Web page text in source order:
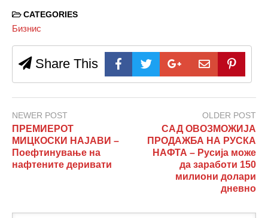
CATEGORIES
Бизнис
Share This
NEWER POST
ПРЕМИЕРОТ
МИЦКОСКИ НАЈАВИ –
Поефтинување на
нафтените деривати
OLDER POST
САД ОВОЗМОЖИЈА
ПРОДАЖБА НА РУСКА
НАФТА – Русија може
да заработи 150
милиони долари
дневно